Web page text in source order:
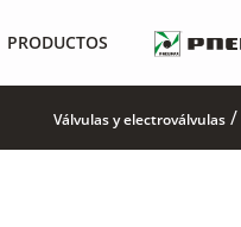
PRODUCTOS
Válvulas y electroválvulas/